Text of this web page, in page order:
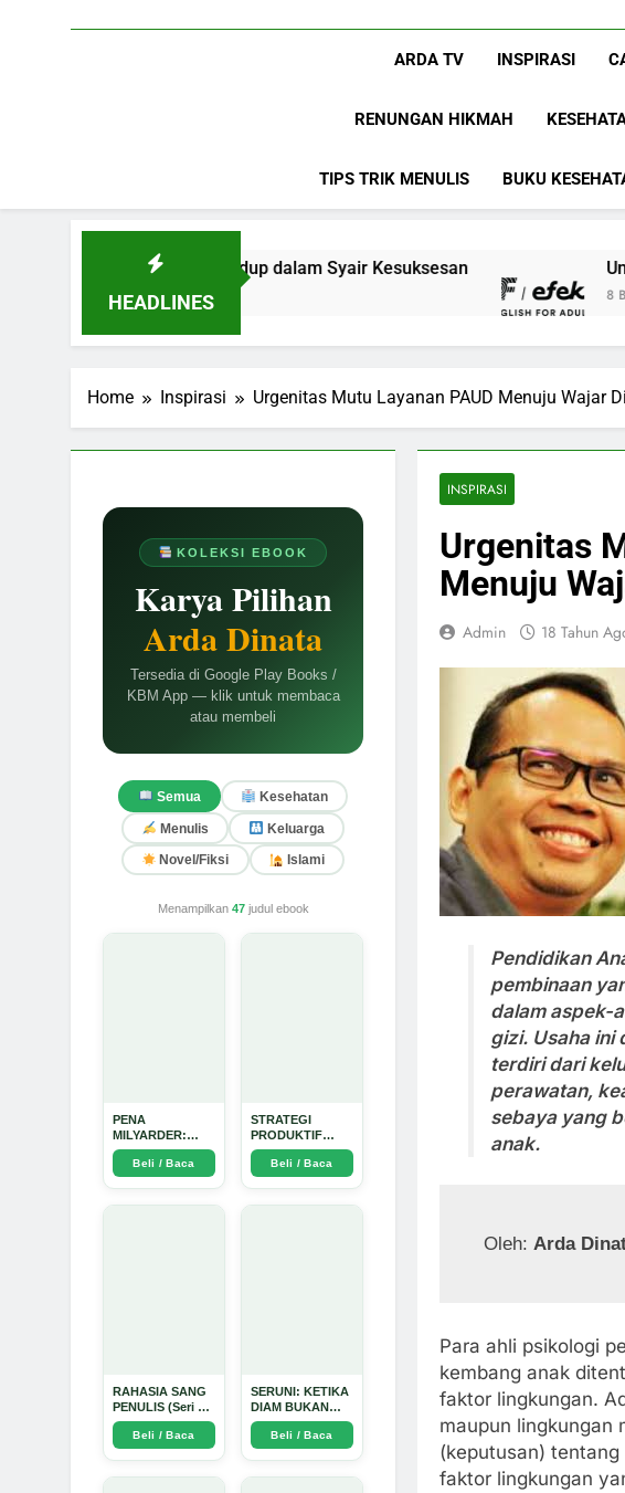
ARDA TV INSPIRASI
RENUNGAN HIKMAH
TIPS TRIK MENULIS BUKU
HEADLINES
Inspirasi: Hidup dalam Syair Kesuksesan Ungkapan Gaul
8 Bulan Ago
Home Inspirasi Urgenitas Mutu Layanan PAUD Menuju Wajar
KOLEKSI EBOOK
Karya Pilihan
Arda Dinata
Tersedia di Google Play Books /
KBM App — klik untuk membaca
atau membeli
Semua Kesehatan
Menulis Keluarga
Novel/Fiksi Islami
Menampilkan 47judul ebook
PENA
MILYARDER:
Kisah, Rahasia
Sukses, dan
Panduan Menjadi
Beli / Baca
STRATEGI
PRODUKTIF
MENULIS
UPDATE - Arda
Dinata
Beli / Baca
RAHASIA SANG
PENULIS (Seri 1)
- Arda Dinata
Beli / Baca
SERUNI: KETIKA
DIAM BUKAN
LAGI PILIHAN -
Arda Dinata
Beli / Baca
INSPIRASI
Urgenitas
Menuju
Admin 18 Tahun
Pendidikan
pembinaan
dalam aspek-
gizi. Usaha ini
terdiri dari
perawatan,
sebaya yang
anak.
Oleh: Arda
Para ahli psikologi
kembang anak
faktor lingkungan.
maupun lingkungan
(keputusan)
faktor lingkungan